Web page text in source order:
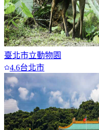
臺北市立動物園
4.6台北市